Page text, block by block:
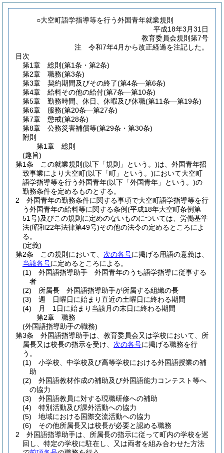
○大空町語学指導等を行う外国青年就業規則
平成18年3月31日
教育委員会規則第7号
注 令和7年4月から改正経過を注記した。
目次
第1章
総則 (第1条・第2条)
第2章
職務(第3条)
第3章
契約期間及びその終了(第4条―第6条)
第4章
給料その他の給付(第7条―第10条)
第5章
勤務時間、休日、休暇及び休職(第11条―第19条)
第6章
服務(第20条―第27条)
第7章
懲戒(第28条)
第8章
公務災害補償等(第29条・第30条)
附則
第1章
総則
(趣旨)
第1条
この就業規則 (以下「規則」という。)は、外国青年招
致事業により大空町(以下「町」という。)において大空町
語学指導等を行う外国青年(以下「外国青年」という。)の
勤務条件を定めるものとする。
2
外国青年の勤務条件に関する事項で大空町語学指導等を行
う外国青年の給料等に関する条例(平成18年大空町条例第
51号)及びこの規則に定めのないものについては、労働基準
法(昭和22年法律第49号)その他の法令の定めるところによ
る。
(定義)
第2条
この規則において、 次の各号に掲げる用語の意義は、
当該各号に定めるところによる。
(1)
外国語指導助手 外国青年のうち語学指導に従事する
者
(2)
所属長 外国語指導助手が所属する組織の長
(3)
週 日曜日に始まり直近の土曜日に終わる期間
(4)
月 1日に始まり当該月の末日に終わる期間
第2章
職務
(外国語指導助手の職務)
第3条
外国語指導助手は、教育委員会又は学校において、所
属長又は校長の指示を受け、 次の各号に掲げる職務を行
う。
(1)
小学校、中学校及び高等学校における外国語授業の補
助
(2)
外国語教材作成の補助及び外国語能力コンテスト等へ
の協力
(3)
外国語教員に対する現職研修への補助
(4)
特別活動及び課外活動への協力
(5)
地域における国際交流活動への協力
(6)
その他所属長又は校長が必要と認める職務
2
外国語指導助手は、所属長の指示に従って町内の学校を巡
回し、特定の学校に駐在し、又は両者を組み合わせた方法